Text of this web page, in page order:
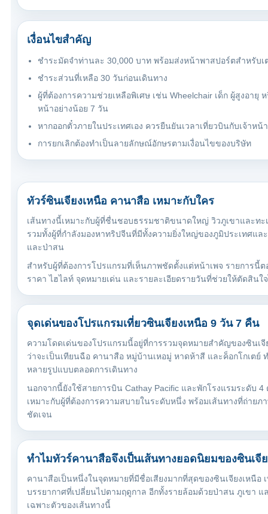
เงื่อนไขสำคัญ
ชำระมัดจำท่านละ 30,000 บาท พร้อมส่งหน้าพาสปอร์ตสำหรับเ
ชำระส่วนที่เหลือ 30 วันก่อนเดินทาง
ผู้ที่ต้องการความช่วยเหลือพิเศษ เช่น Wheelchair เด็ก ผู้สูงอายุ
หน้าอย่างน้อย 7 วัน
หากออกตั๋วภายในประเทศเอง ควรยืนยันเวลาเที่ยวบินกับเจ้าหน้
การยกเลิกต้องทำเป็นลายลักษณ์อักษรตามเงื่อนไขของบริษัท
ทัวร์ซินเจียงเหนือ คานาสือ เหมาะกับใคร
เส้นทางนี้เหมาะกับผู้ที่ชื่นชอบธรรมชาติขนาดใหญ่ วิวภูเขาและทะ
รวมทั้งผู้ที่กำลังมองหาทริปจีนที่มีทั้งความยิ่งใหญ่ของภูมิประเทศแ
และป่าสน
สำหรับผู้ที่ต้องการโปรแกรมที่เห็นภาพชัดตั้งแต่หน้าเพจ รายการนี้ต
ราคา ไฮไลท์ จุดหมายเด่น และรายละเอียดรายวันที่ช่วยให้ตัดสินใ
จุดเด่นของโปรแกรมเที่ยวซินเจียงเหนือ 9 วัน 7 คืน
ความโดดเด่นของโปรแกรมนี้อยู่ที่การรวมจุดหมายสำคัญของซินเจี
ว่าจะเป็นเทียนฉือ คานาสือ หมู่บ้านเหอมู่ หาดห้าสี และค็อกโกเตย์
หลายรูปแบบตลอดการเดินทาง
นอกจากนี้ยังใช้สายการบิน Cathay Pacific และพักโรงแรมระดับ 4
เหมาะกับผู้ที่ต้องการความสบายในระดับหนึ่ง พร้อมเส้นทางที่ถ่าย
ชัดเจน
ทำไมทัวร์คานาสือจึงเป็นเส้นทางยอดนิยมของซินเจี
คานาสือเป็นหนึ่งในจุดหมายที่มีชื่อเสียงมากที่สุดของซินเจียงเหนือ
บรรยากาศที่เปลี่ยนไปตามฤดูกาล อีกทั้งรายล้อมด้วยป่าสน ภูเขา
เฉพาะตัวของเส้นทางนี้